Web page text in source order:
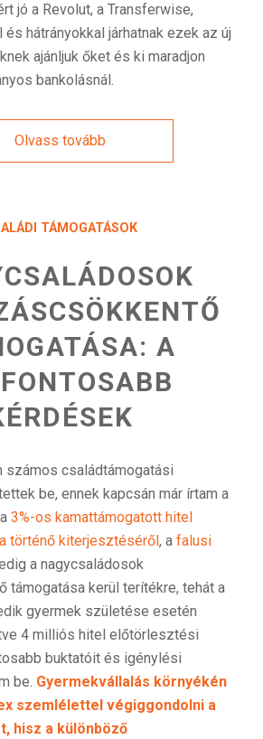
jó a Revolut, a Transferwise,
hátrányokkal járhatnak ezek az új
ajánljuk őket és ki maradjon
bankolásnál.
Olvass tovább
TÁMOGATÁSOK
A
számos családtámogatási
be, ennek kapcsán már írtam a
3%-os kamattámogatott hitel
történő kiterjesztéséről , a falusi
a nagycsaládosok
támogatása kerül terítékre, tehát a
gyermek születése esetén
4 milliós hitel előtörlesztési
buktatóit és igénylési
be. Gyermekvállalás környékén
szemlélettel végiggondolni a
hisz a különböző